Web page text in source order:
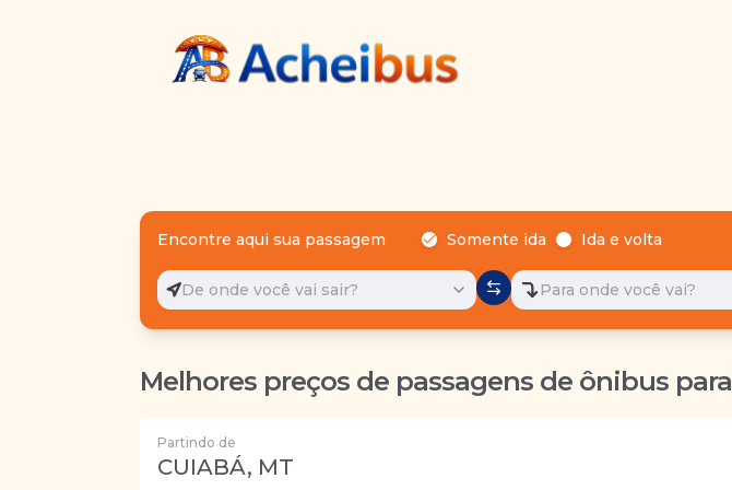
Encontre aqui sua passagem Somente ida Ida e volta
De onde você vai sair? Para onde você vai?
Melhores preços de passagens de ônibus para
Partindo de
CUIABÁ, MT